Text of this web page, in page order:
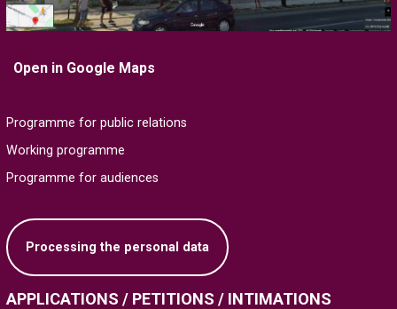
Open in Google Maps
Programme for public relations
Working programme
Programme for audiences
Processing the personal data
APPLICATIONS / PETITIONS / INTIMATIONS